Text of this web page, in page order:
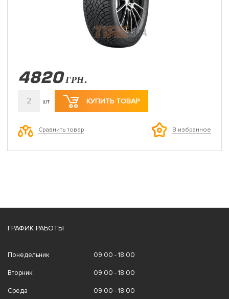
4820 ГРН.
2 шт КУПИТЬ ТОВАР
Сравнить товар В избранное
ГРАФИК РАБОТЫ
Понедельник 09:00 - 18:00
Вторник 09:00 - 18:00
Среда 09:00 - 18:00